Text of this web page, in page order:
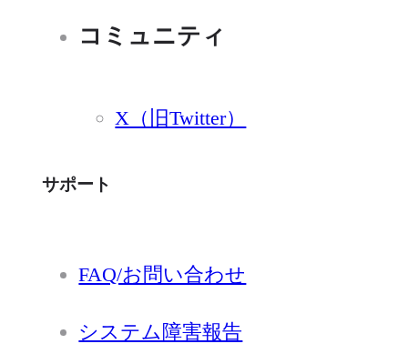
コミュニティ
X（旧Twitter）
サポート
FAQ/お問い合わせ
システム障害報告